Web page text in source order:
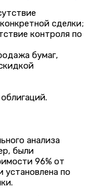
сделки;
контроля по
бумаг,
анализа
были
96% от
установлена по